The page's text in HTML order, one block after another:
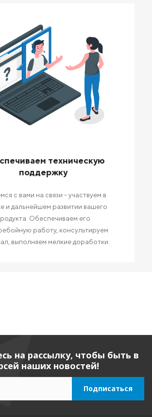
техническую
поддержку
с вами на связи - участвуем в
и дальнейшем развитии вашего
Обеспечиваем его
работу, консультируем
выполняем мелкие доработки.
на рассылку, чтобы быть в
наших новостей!